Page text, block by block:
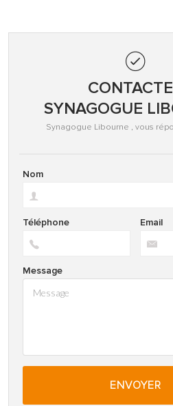
SYNAGOGUE
Synagogue Libourne , vous
Nom
Email
Téléphone
Message
ENVOYER